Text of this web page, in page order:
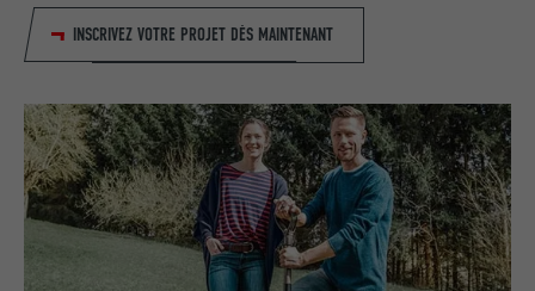
INSCRIVEZ VOTRE PROJET DÈS MAINTENANT
FOURNISSEUR LinkedIn
UTILITÉ
Utilisé par le service de réseau social
LinkedIn pour suivre l'utilisation de
services intégrés
UserMatchHistory